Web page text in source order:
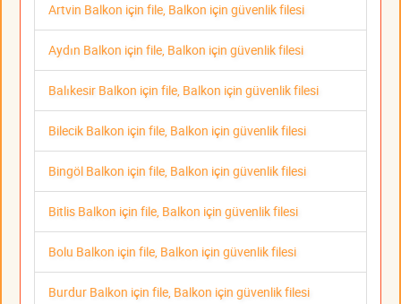
Artvin Balkon için file, Balkon için güvenlik filesi
Aydın Balkon için file, Balkon için güvenlik filesi
Balıkesir Balkon için file, Balkon için güvenlik filesi
Bilecik Balkon için file, Balkon için güvenlik filesi
Bingöl Balkon için file, Balkon için güvenlik filesi
Bitlis Balkon için file, Balkon için güvenlik filesi
Bolu Balkon için file, Balkon için güvenlik filesi
Burdur Balkon için file, Balkon için güvenlik filesi